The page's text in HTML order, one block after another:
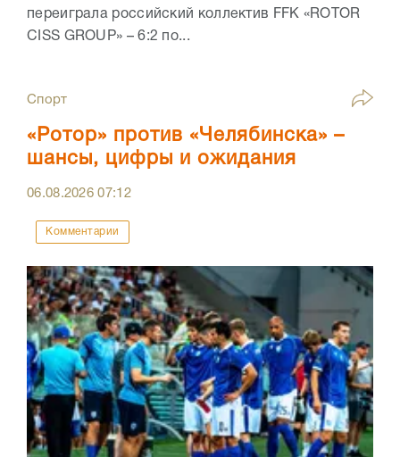
переиграла российский коллектив FFK «ROTOR
CISS GROUP» – 6:2 по...
Спорт
«Ротор» против «Челябинска» –
шансы, цифры и ожидания
06.08.202607:12
Комментарии